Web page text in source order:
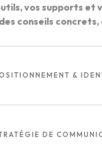
vos supports et
des conseils
&
DE